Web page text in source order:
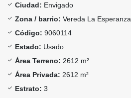
Ciudad: Envigado
Zona / barrio: Vereda La Esperanza
Código: 9060114
Estado: Usado
Área Terreno: 2612 m²
Área Privada: 2612 m²
Estrato: 3